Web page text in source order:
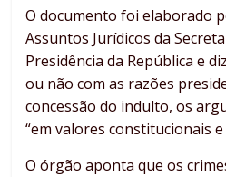
O documento foi elaborado
Assuntos Jurídicos da
Presidência da República e
ou não com as razões
concessão do indulto, os
“em valores constitucionais
O órgão aponta que os